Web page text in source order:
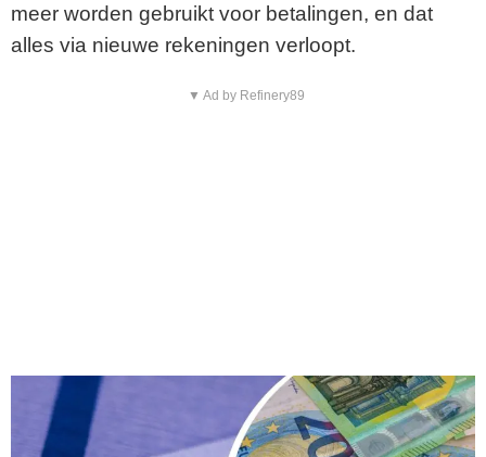
meer worden gebruikt voor betalingen, en dat
alles via nieuwe rekeningen verloopt.
▼ Ad by Refinery89